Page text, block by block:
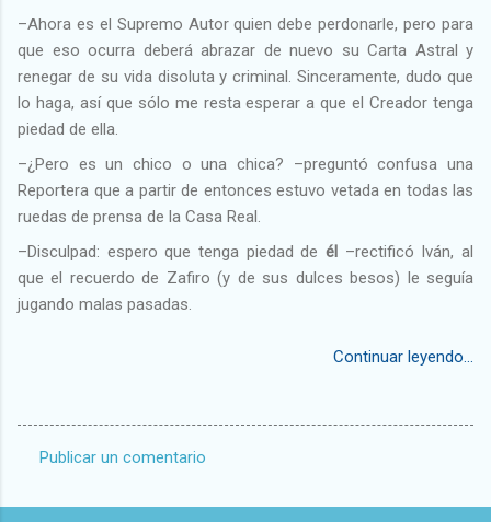
–Ahora es el Supremo Autor quien debe perdonarle, pero para
que eso ocurra deberá abrazar de nuevo su Carta Astral y
renegar de su vida disoluta y criminal. Sinceramente, dudo que
lo haga, así que sólo me resta esperar a que el Creador tenga
piedad de ella.
–¿Pero es un chico o una chica? –preguntó confusa una
Reportera que a partir de entonces estuvo vetada en todas las
ruedas de prensa de la Casa Real.
–Disculpad: espero que tenga piedad de él –rectificó Iván, al
que el recuerdo de Zafiro (y de sus dulces besos) le seguía
jugando malas pasadas.
Continuar leyendo...
o
Publicar un comentario